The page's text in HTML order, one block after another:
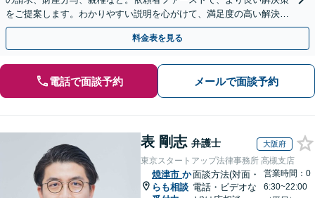
をご提案します。わかりやすい説明を心がけて、満足度の高い解決を
目指します【焼津駅2分】
料金表を見る
電話で面談予約 メールで面談予約
表 剛志 弁護士 大阪府
東京スタートアップ法律事務所 高槻支店
焼津市 か
らも相談
面談方法(対面・
電話・ビデオな
営業時間：0
6:30~22:00